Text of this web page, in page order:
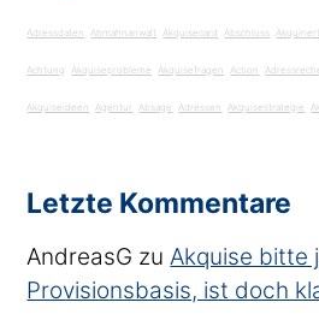
Adressdaten Abmahnanwalt Akquisecard Abschluss Akquiriert
Achtung Akquiseprobleme Akquisefragen Action
Akquiseideen Agentur Absage Adressen Akquisestrategie
Letzte Kommentare
AndreasG zu Akquise bitte
Provisionsbasis, ist doch